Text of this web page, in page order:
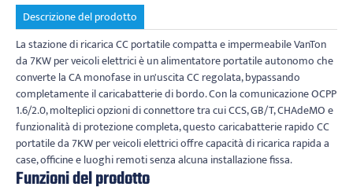
Descrizione del prodotto
La stazione di ricarica CC portatile compatta e impermeabile VanTon
da 7KW per veicoli elettrici è un alimentatore portatile autonomo che
converte la CA monofase in un'uscita CC regolata, bypassando
completamente il caricabatterie di bordo. Con la comunicazione OCPP
1.6/2.0, molteplici opzioni di connettore tra cui CCS, GB/T, CHAdeMO e
funzionalità di protezione completa, questo caricabatterie rapido CC
portatile da 7KW per veicoli elettrici offre capacità di ricarica rapida a
case, officine e luoghi remoti senza alcuna installazione fissa.
Funzioni del prodotto